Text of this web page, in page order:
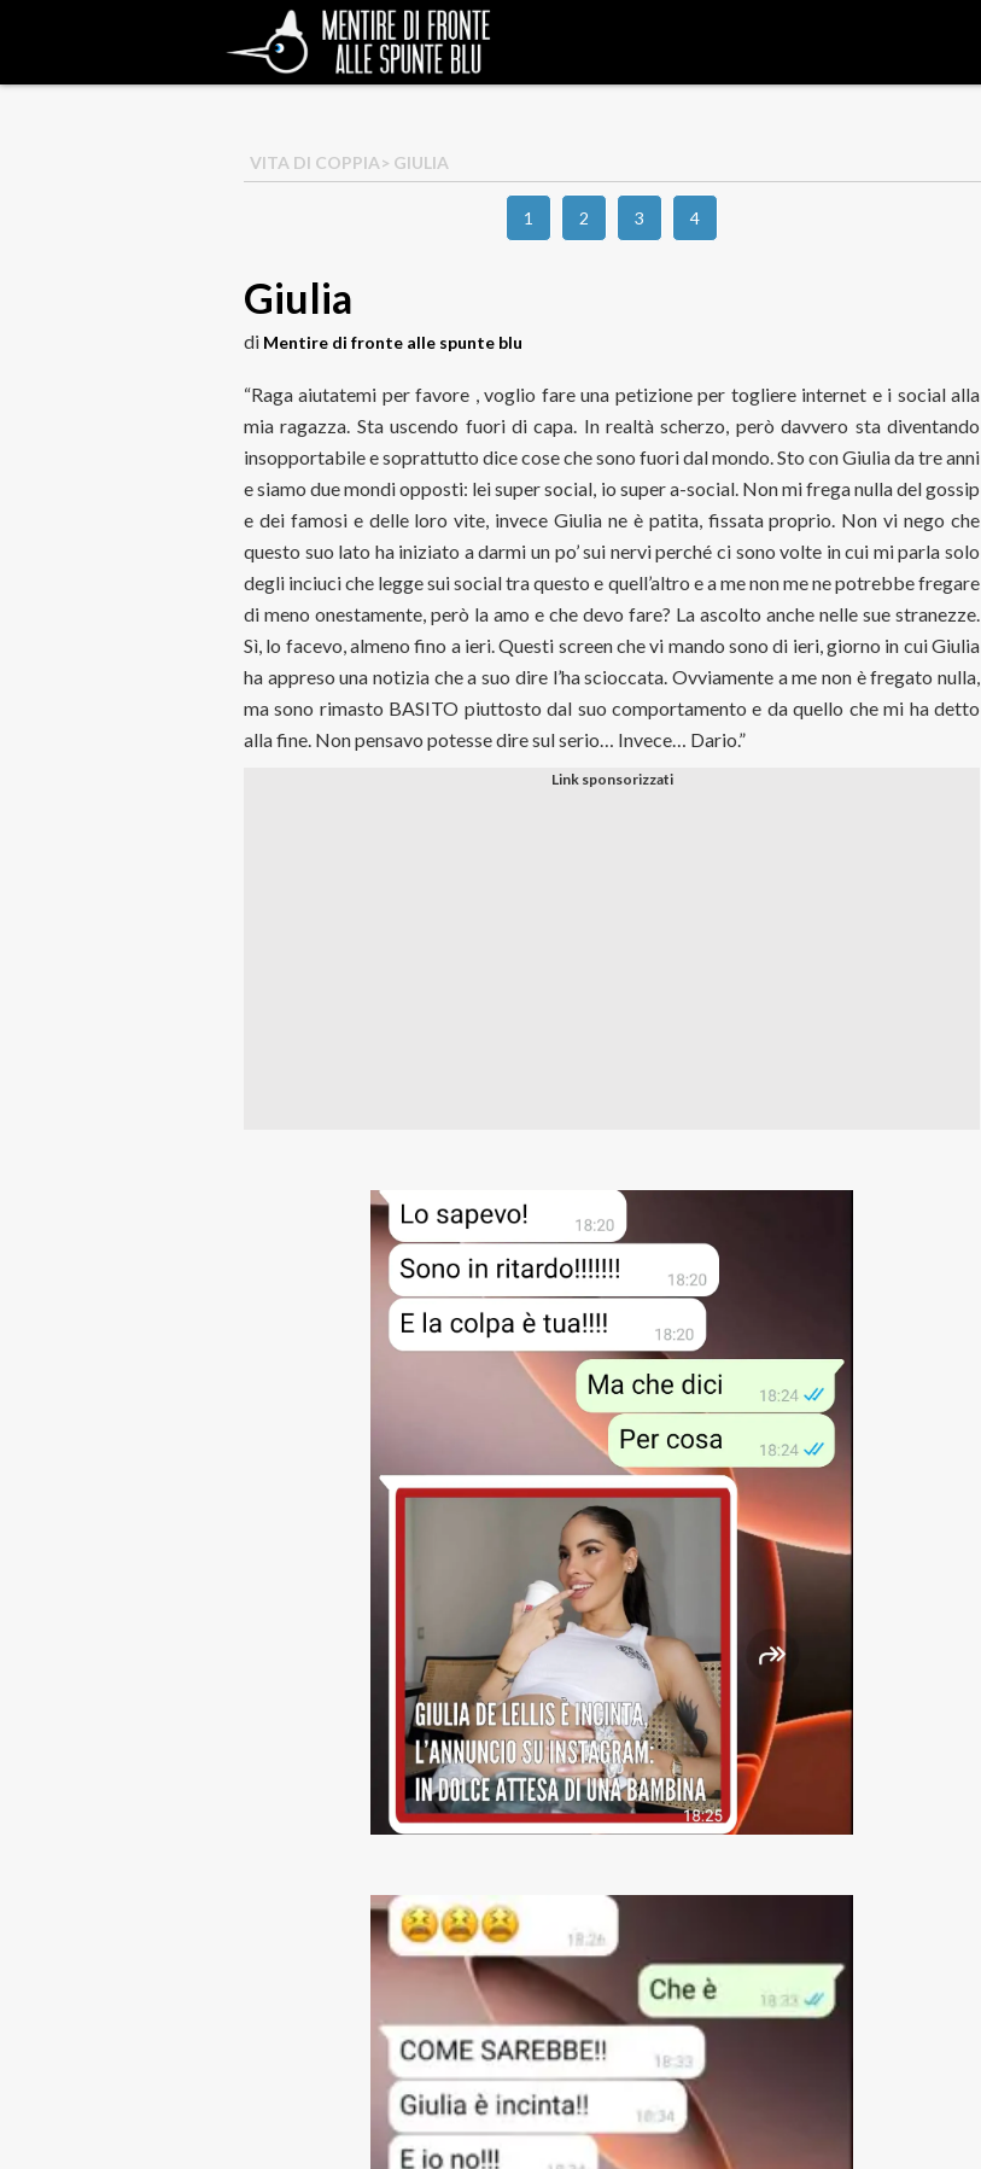
VITA DI COPPIA> GIULIA
1 2 3 4
Giulia
di Mentire di fronte alle spunte blu
“Raga aiutatemi per favore , voglio fare una petizione per togliere internet e i social alla
mia ragazza. Sta uscendo fuori di capa. In realtà scherzo, però davvero sta diventando
insopportabile e soprattutto dice cose che sono fuori dal mondo. Sto con Giulia da tre anni
e siamo due mondi opposti: lei super social, io super a-social. Non mi frega nulla del gossip
e dei famosi e delle loro vite, invece Giulia ne è patita, fissata proprio. Non vi nego che
questo suo lato ha iniziato a darmi un po’ sui nervi perché ci sono volte in cui mi parla solo
degli inciuci che legge sui social tra questo e quell’altro e a me non me ne potrebbe fregare
di meno onestamente, però la amo e che devo fare? La ascolto anche nelle sue stranezze.
Sì, lo facevo, almeno fino a ieri. Questi screen che vi mando sono di ieri, giorno in cui Giulia
ha appreso una notizia che a suo dire l’ha scioccata. Ovviamente a me non è fregato nulla,
ma sono rimasto BASITO piuttosto dal suo comportamento e da quello che mi ha detto
alla fine. Non pensavo potesse dire sul serio… Invece… Dario.”